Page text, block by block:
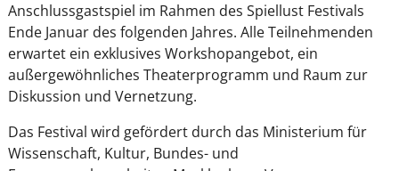
Anschlussgastspiel im Rahmen des Spiellust Festivals
Ende Januar des folgenden Jahres. Alle Teilnehmenden
erwartet ein exklusives Workshopangebot, ein
außergewöhnliches Theaterprogramm und Raum zur
Diskussion und Vernetzung.
Das Festival wird gefördert durch das Ministerium für
Wissenschaft, Kultur, Bundes- und